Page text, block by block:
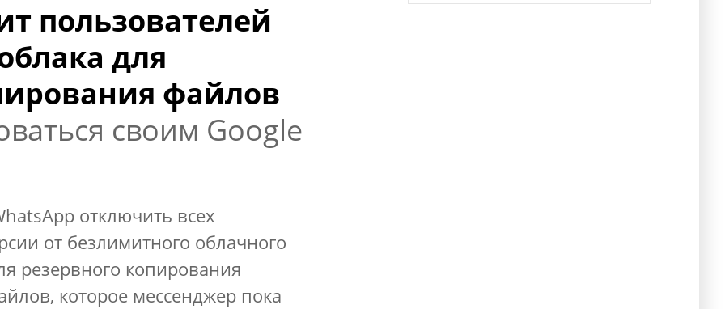
пользователей
для
файлов
своим Google
отключить всех
от безлимитного облачного
резервного копирования
которое мессенджер пока